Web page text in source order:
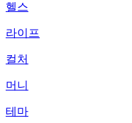
헬스
라이프
컬처
머니
테마